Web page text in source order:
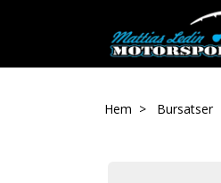
Hem Bursatser